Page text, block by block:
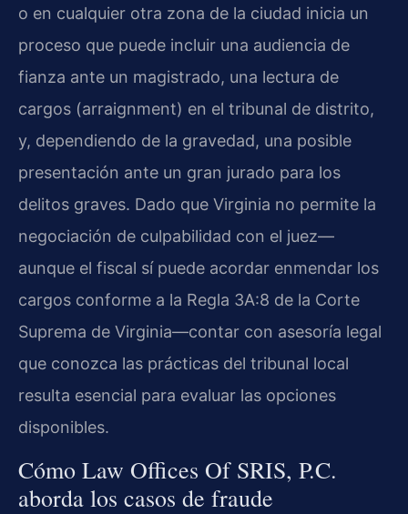
o en cualquier otra zona de la ciudad inicia un
proceso que puede incluir una audiencia de
fianza ante un magistrado, una lectura de
cargos (arraignment) en el tribunal de distrito,
y, dependiendo de la gravedad, una posible
presentación ante un gran jurado para los
delitos graves. Dado que Virginia no permite la
negociación de culpabilidad con el juez—
aunque el fiscal sí puede acordar enmendar los
cargos conforme a la Regla 3A:8 de la Corte
Suprema de Virginia—contar con asesoría legal
que conozca las prácticas del tribunal local
resulta esencial para evaluar las opciones
disponibles.
Cómo Law Offices Of SRIS, P.C.
aborda los casos de fraude